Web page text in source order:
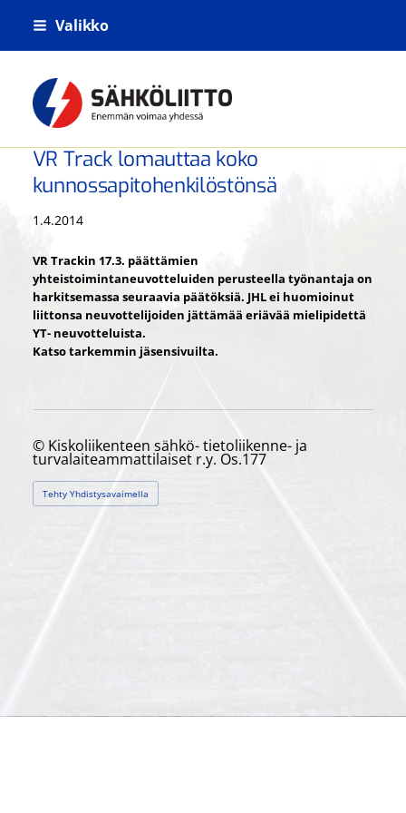
Siirry
sivun
sisältöön
Valikko
Kiskoliikenteen sähkö- tietoliikenne-
VR Track lomauttaa koko
kunnossapitohenkilöstönsä
1.4.2014
VR Trackin 17.3. päättämien
yhteistoimintaneuvotteluiden perusteella työnantaja on
harkitsemassa seuraavia päätöksiä. JHL ei huomioinut
liittonsa neuvottelijoiden jättämää eriävää mielipidettä
YT- neuvotteluista.
Katso tarkemmin jäsensivuilta.
© Kiskoliikenteen sähkö- tietoliikenne- ja
turvalaiteammattilaiset r.y. Os.177
Tehty Yhdistysavaimella